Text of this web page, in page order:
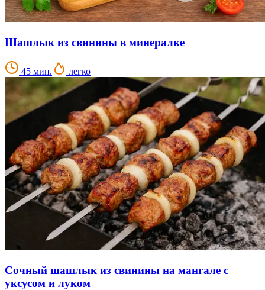
Шашлык из свинины в минералке
45 мин. легко
Сочный шашлык из свинины на мангале с
уксусом и луком